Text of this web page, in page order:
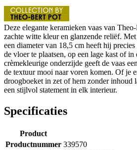
Deze elegante keramieken vaas van
zachte witte kleur en glanzende reliëf.
een diameter van 18,5 cm heeft hij
de vloer te plaatsen, op een lage kast of
crèmekleurige onderzijde geeft de vaas
de textuur mooi naar voren komen. Of je
droogboeket in zet of hem zonder inhoud
een stijlvol statement in elk interieur.
Specificaties
Product
Productnummer 339570